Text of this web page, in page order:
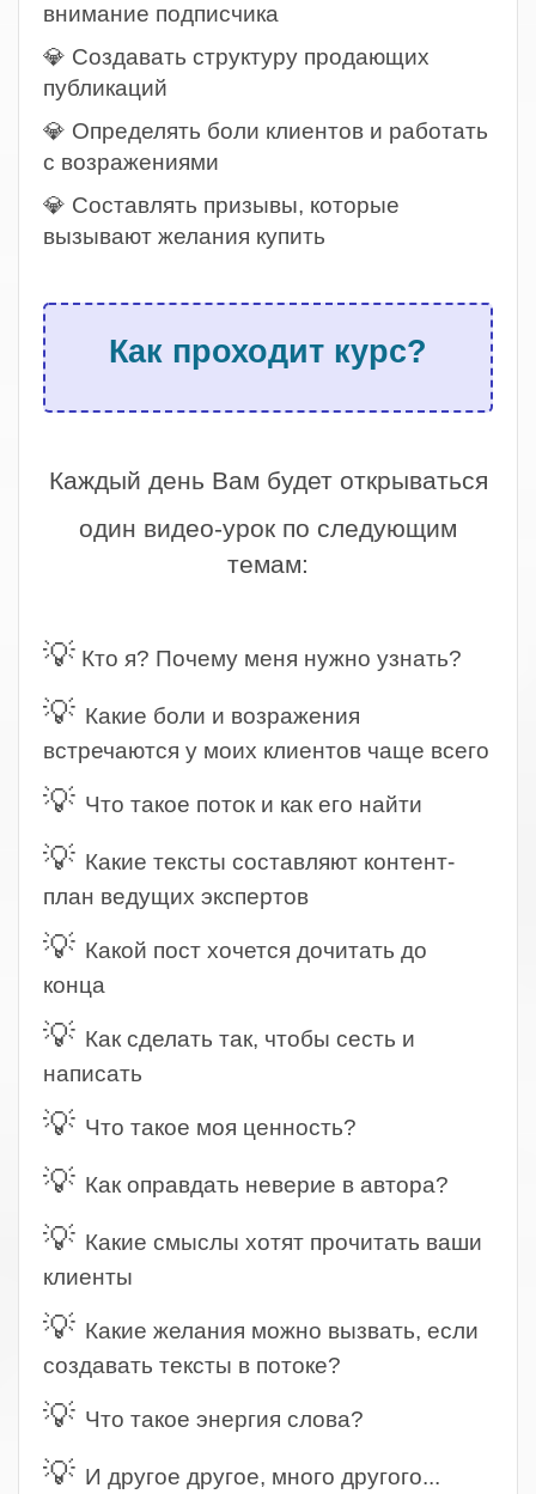
внимание подписчика
💎 Создавать структуру продающих
публикаций
💎 Определять боли клиентов и работать
с возражениями
💎 Составлять призывы, которые
вызывают желания купить
Как проходит курс?
Каждый день Вам будет открываться
один видео-урок по следующим
темам:
💡 Кто я? Почему меня нужно узнать?
💡 Какие боли и возражения
встречаются у моих клиентов чаще всего
💡 Что такое поток и как его найти
💡 Какие тексты составляют контент-
план ведущих экспертов
💡 Какой пост хочется дочитать до
конца
💡 Как сделать так, чтобы сесть и
написать
💡 Что такое моя ценность?
💡 Как оправдать неверие в автора?
💡 Какие смыслы хотят прочитать ваши
клиенты
💡 Какие желания можно вызвать, если
создавать тексты в потоке?
💡 Что такое энергия слова?
💡 И другое другое, много другого...